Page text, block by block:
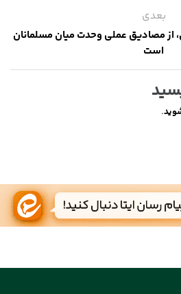
بعدی
از مصادیق عملی وحدت میان مسلمانان
است
.